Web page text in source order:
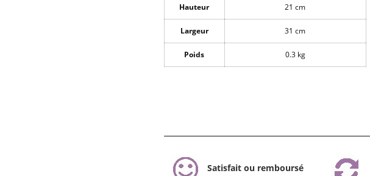
Hauteur 21 cm
Largeur 31 cm
Poids 0.3 kg
Satisfait ou remboursé